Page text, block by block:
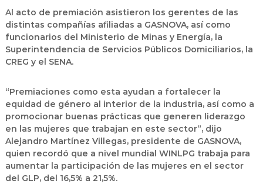
Al acto de premiación asistieron los gerentes de las
distintas compañías afiliadas a GASNOVA, así como
funcionarios del Ministerio de Minas y Energía, la
Superintendencia de Servicios Públicos Domiciliarios, la
CREG y el SENA.
“Premiaciones como esta ayudan a fortalecer la
equidad de género al interior de la industria, así como a
promocionar buenas prácticas que generen liderazgo
en las mujeres que trabajan en este sector”, dijo
Alejandro Martínez Villegas, presidente de GASNOVA,
quien recordó que a nivel mundial WINLPG trabaja para
aumentar la participación de las mujeres en el sector
del GLP, del 16,5% a 21,5%.